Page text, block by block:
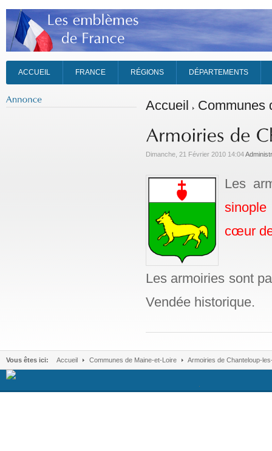
ACCUEIL FRANCE RÉGIONS DÉPARTEMENTS
Accueil Communes
Dimanche, 21 Février 2010 14:04
Les
cœur
Les armoiries sont
Vendée historique.
Vous êtes ici: Accueil Communes de Maine-et-Loire Armoiries de Chanteloup-